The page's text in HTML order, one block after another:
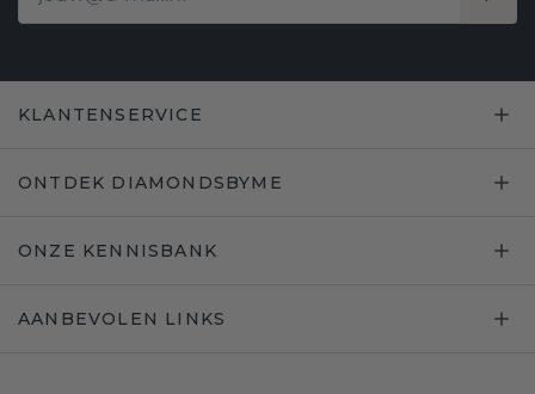
KLANTENSERVICE
ONTDEK DIAMONDSBYME
ONZE KENNISBANK
AANBEVOLEN LINKS